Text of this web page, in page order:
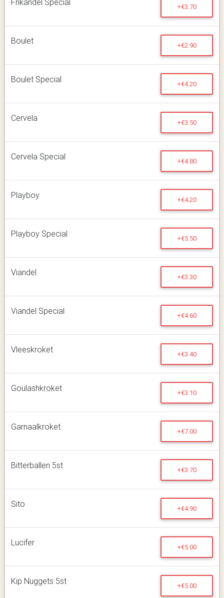
+€3.70
Boulet +€2.90
Boulet Special +€4.20
Cervela +€3.50
Cervela Special +€4.80
Playboy +€4.20
Playboy Special +€5.50
Viandel +€3.30
Viandel Special +€4.60
Vleeskroket +€3.40
Goulashkroket +€3.10
Garnaalkroket +€7.00
Bitterballen 5st +€3.70
Sito +€4.90
Lucifer +€5.00
Kip Nuggets 5st +€5.00